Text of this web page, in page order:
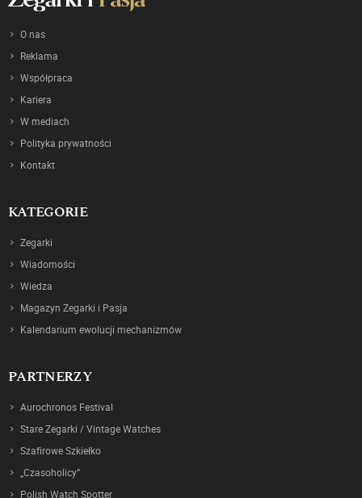
O nas
Reklama
Współpraca
Kariera
W mediach
Polityka prywatności
Kontakt
KATEGORIE
Zegarki
Wiadomości
Wiedza
Magazyn Zegarki i Pasja
Kalendarium ewolucji mechanizmów
PARTNERZY
Aurochronos Festival
Stare Zegarki / Vintage Watches
Szafirowe Szkiełko
„Czasoholicy”
Polish Watch Spotter